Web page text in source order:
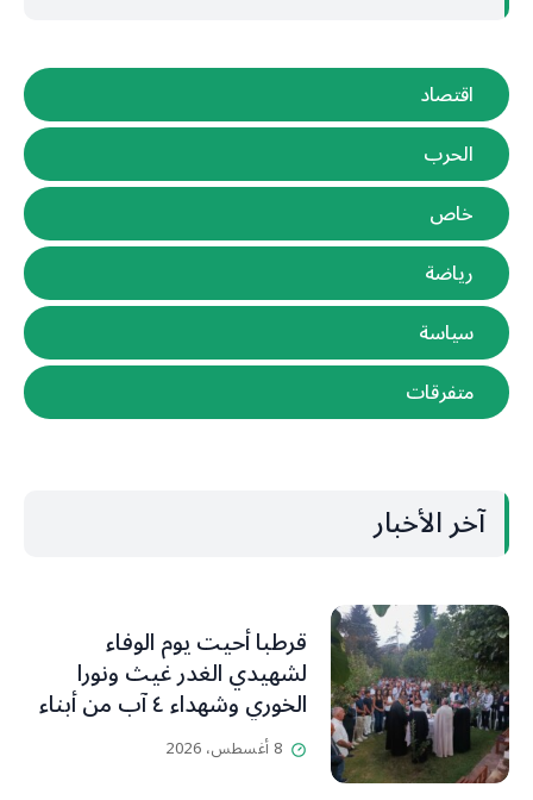
اقتصاد
الحرب
خاص
رياضة
سياسة
متفرقات
آخر الأخبار
قرطبا أحيت يوم الوفاء
لشهيدي الغدر غيث ونورا
الخوري وشهداء ٤ آب من أبناء
البلدة.. كارين الخوري افرام: لقد
كان بيتنا، بوجود والدي، ينبض
8 أغسطس، 2026